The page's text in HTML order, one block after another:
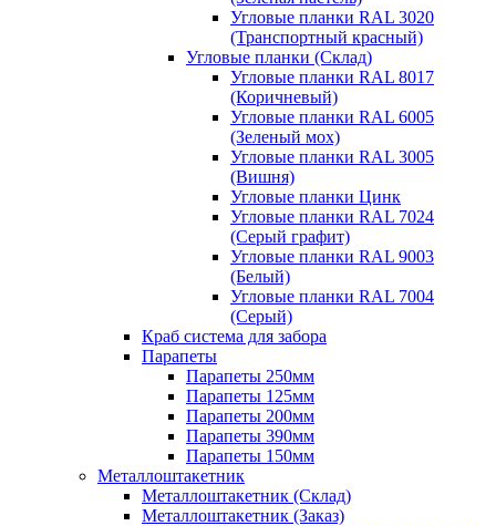
Угловые планки RAL 3020
(Транспортный красный)
Угловые планки (Склад)
Угловые планки RAL 8017
(Коричневый)
Угловые планки RAL 6005
(Зеленый мох)
Угловые планки RAL 3005
(Вишня)
Угловые планки Цинк
Угловые планки RAL 7024
(Серый графит)
Угловые планки RAL 9003
(Белый)
Угловые планки RAL 7004
(Серый)
Краб система для забора
Парапеты
Парапеты 250мм
Парапеты 125мм
Парапеты 200мм
Парапеты 390мм
Парапеты 150мм
Металлоштакетник
Металлоштакетник (Склад)
Металлоштакетник (Заказ)